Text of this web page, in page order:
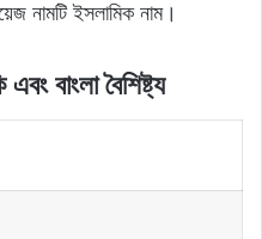
নামটি ইসলামিক নাম।
বাংলা বৈশিষ্ট্য